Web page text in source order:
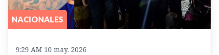
NACIONALES
9:29 AM 10 may. 2026